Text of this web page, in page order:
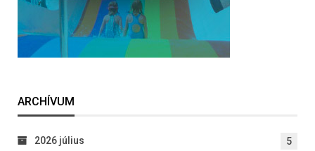
ARCHÍVUM
2026 július 5